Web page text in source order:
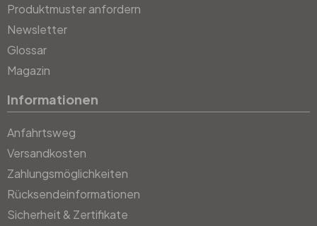
Produktmuster anfordern
Newsletter
Glossar
Magazin
Informationen
Anfahrtsweg
Versandkosten
Zahlungsmöglichkeiten
Rücksendeinformationen
Sicherheit & Zertifikate